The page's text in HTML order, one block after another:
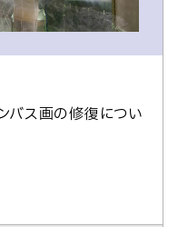
バス画の修復につい